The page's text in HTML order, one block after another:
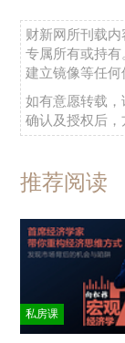
财新网所刊载
专属所有或持
建立镜像等任何
如有意愿转载
确认及授权后，
推荐阅读
私房课